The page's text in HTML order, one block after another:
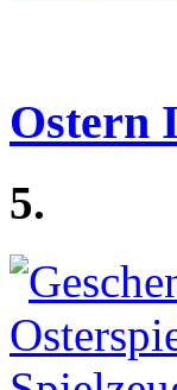
Ostern
5.